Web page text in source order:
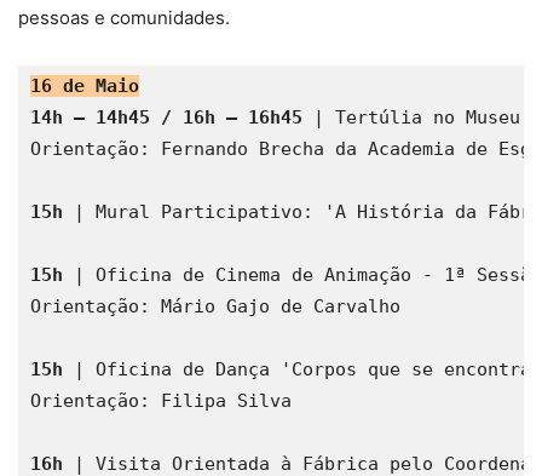
pessoas e comunidades.
16 de Maio
14h – 14h45 / 16h – 16h45 | Tertúlia no Museu
Orientação: Fernando Brecha da Academia de
15h | Mural Participativo: 'A História da
15h | Oficina de Cinema de Animação - 1ª Sessão
Orientação: Mário Gajo de Carvalho
15h | Oficina de Dança 'Corpos que se
Orientação: Filipa Silva
16h | Visita Orientada à Fábrica pelo